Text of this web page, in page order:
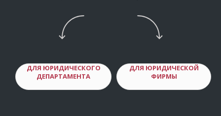
ДЛЯ ЮРИДИЧЕСКОГО
ДЕПАРТАМЕНТА
ДЛЯ ЮРИДИЧЕСКОЙ
ФИРМЫ